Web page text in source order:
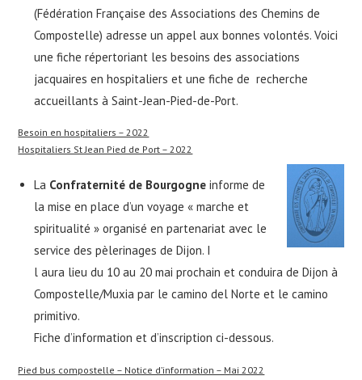
(Fédération Française des Associations des Chemins de
Compostelle) adresse un appel aux bonnes volontés. Voici
une fiche répertoriant les besoins des associations
jacquaires en hospitaliers et une fiche de recherche
accueillants à Saint-Jean-Pied-de-Port.
Besoin en hospitaliers – 2022
Hospitaliers St Jean Pied de Port – 2022
La Confraternité de Bourgogne informe de
la mise en place d’un voyage « marche et
spiritualité » organisé en partenariat avec le
service des pèlerinages de Dijon. I
l aura lieu du 10 au 20 mai prochain et conduira de Dijon à
Compostelle/Muxia par le camino del Norte et le camino
primitivo.
Fiche d’information et d’inscription ci-dessous.
Pied bus compostelle – Notice d’information – Mai 2022